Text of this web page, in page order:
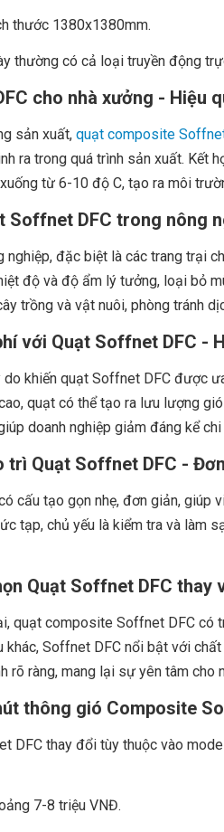
thước 1380x1380mm.
thường có cả loại truyền động
cho nhà xưởng - Hiệu
sản xuất, quạt composite
ra trong quá trình sản xuất. Kết
từ 6-10 độ C, tạo ra môi
Soffnet DFC trong nông
nghiệp, đặc biệt là các trang trại
độ và độ ẩm lý tưởng, loại bỏ
trồng và vật nuôi, phòng tránh
với Quạt Soffnet DFC -
khiến quạt Soffnet DFC được
quạt có thể tạo ra lưu lượng
doanh nghiệp giảm đáng kể chi
trì Quạt Soffnet DFC -
cấu tạo gọn nhẹ, đơn giản, giúp
tạp, chủ yếu là kiểm tra và làm
Quạt Soffnet DFC thay
quạt composite Soffnet DFC có
khác, Soffnet DFC nổi bật với
rõ ràng, mang lại sự yên tâm cho
thông gió Composite
DFC thay đổi tùy thuộc vào
7-8 triệu VNĐ.